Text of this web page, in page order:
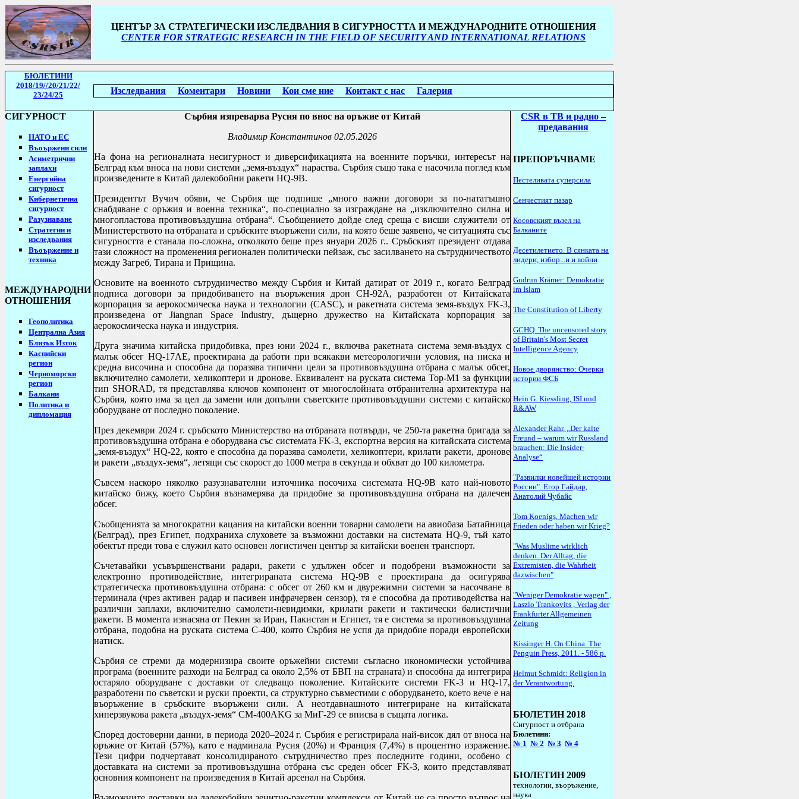
ЦЕНТЪР ЗА СТРАТЕГИЧЕСКИ ИЗСЛЕДВАНИЯ В СИГУРНОСТТА И МЕЖДУНАРОДНИТЕ ОТНОШЕНИЯ
CENTER FOR STRATEGIC RESEARCH IN THE FIELD OF SECURITY AND INTERNATIONAL RELATIONS
БЮЛЕТИНИ
2018/19//20/21/22/
23/24/25
Изследвания Коментари Новини Кои сме ние Контакт с нас Галерия
СИГУРНОСТ
НАТО и ЕС
Въоържени сили
Асиметрични
заплахи
Енергийна
сигурност
Кибернетична
сигурност
Разузнаване
Стратегии и
изследвания
Въоържение и
техника
МЕЖДУНАРОДНИ
ОТНОШЕНИЯ
Геополитика
Централна Азия
Близък Изток
Каспийски
регион
Черноморски
регион
Балкани
Политика и
дипломация
Сърбия изпреварва Русия по внос на оръжие от Китай
Владимир Константинов02.05.2026
На фона на регионалната несигурност и диверсификацията на военните поръчки, интересът на
Белград към вноса на нови системи „земя-въздух“ нараства. Сърбия също така е насочила поглед към
произведените в Китай далекобойни ракети HQ-9B.
Президентът Вучич обяви, че Сърбия ще подпише „много важни договори за по-нататъшно
снабдяване с оръжия и военна техника“, по-специално за изграждане на „изключително силна и
многопластова противовъздушна отбрана“. Съобщението дойде след среща с висши служители от
Министерството на отбраната и сръбските въоръжени сили, на която беше заявено, че ситуацията със
сигурността е станала по-сложна, отколкото беше през януари 2026 г.. Сръбският президент отдава
тази сложност на променения регионален политически пейзаж, със засилването на сътрудничеството
между Загреб, Тирана и Прищина.
Основите на военното сътрудничество между Сърбия и Китай датират от 2019 г., когато Белград
подписа договори за придобиването на въоръжения дрон CH-92A, разработен от Китайската
корпорация за аерокосмическа наука и технологии (CASC), и ракетната система земя-въздух FK-3,
произведена от Jiangnan Space Industry, дъщерно дружество на Китайската корпорация за
аерокосмическа наука и индустрия.
Друга значима китайска придобивка, през юни 2024 г., включва ракетната система земя-въздух с
малък обсег HQ-17AE, проектирана да работи при всякакви метеорологични условия, на ниска и
средна височина и способна да поразява типични цели за противовъздушна отбрана с малък обсег,
включително самолети, хеликоптери и дронове. Еквивалент на руската система Тор-М1 за функции
тип SHORAD, тя представлява ключов компонент от многослойната отбранителна архитектура на
Сърбия, която има за цел да замени или допълни съветските противовъздушни системи с китайско
оборудване от последно поколение.
През декември 2024 г. сръбското Министерство на отбраната потвърди, че 250-та ракетна бригада за
противовъздушна отбрана е оборудвана със систематаFK-3, експортна версия на китайската система
„земя-въздух“ HQ-22, която е способна да поразява самолети, хеликоптери, крилати ракети, дронове
и ракети „въздух-земя“, летящи със скорост до 1000 метра в секунда и обхват до 100 километра.
Съвсем наскоро няколко разузнавателни източника посочиха систематаHQ-9B като най-новото
китайско бижу, което Сърбия възнамерява да придобие за противовъздушна отбрана на далечен
обсег.
Съобщенията за многократни кацания на китайски военни товарни самолети на авиобаза Батайница
(Белград), през Египет, подхраниха слуховете за възможни доставки на системата HQ-9, тъй като
обектът преди това е служил като основен логистичен център за китайски военен транспорт.
Съчетавайки усъвършенствани радари, ракети с удължен обсег и подобрени възможности за
електронно противодействие, интегрираната система HQ-9B е проектирана да осигурява
стратегическа противовъздушна отбрана: с обсег от 260 км и двурежимни системи за насочване в
терминала (чрез активен радар и пасивен инфрачервен сензор), тя е способна да противодейства на
различни заплахи, включително самолети-невидимки, крилати ракети и тактически балистични
ракети. В момента изнасяна от Пекин за Иран, Пакистан и Египет, тя е система за противовъздушна
отбрана, подобна на руската система С-400, която Сърбия не успя да придобие поради европейски
натиск.
Сърбия се стреми да модернизира своите оръжейни системи съгласно икономически устойчива
програма (военните разходи на Белград са около 2,5% от БВП на страната) и способна да интегрира
остаряло оборудване с доставки от следващо поколение. Китайските системиFK-3 иHQ-17,
разработени по съветски и руски проекти, са структурно съвместими с оборудването, което вече е на
въоръжение в сръбските въоръжени сили. А неотдавнашното интегриране на китайската
хиперзвукова ракета „въздух-земя“ CM-400AKG за МиГ-29 се вписва в същата логика.
Според достоверни данни, в периода 2020–2024 г. Сърбия е регистрирала най-висок дял от вноса на
оръжие от Китай (57%), като е надминала Русия (20%) и Франция (7,4%) в процентно изражение.
Тези цифри подчертават консолидираното сътрудничество през последните години, особено с
доставката на системи за противовъздушна отбрана със среден обсег FK-3, които представляват
основния компонент на произведения в Китай арсенал на Сърбия.
CSR в ТВ и радио –
предавания
ПРЕПОРЪЧВАМЕ
Пестеливата суперсила
Сенчестият пазар
Косовският възел на
Балканите
Десетилетието. В сянката на
лидери, избор...и и войни
Gudrun Krämer: Demokratie
im Islam
The Constitution of Liberty
GCHQ. The uncensored story
of Britain's Most Secret
Intelligence Agency
Новое дворянство: Очерки
истории ФСБ
Hein G. Kiessling, ISI und
R&AW
Alexander Rahr, „Der kalte
Freund – warum wir Russland
brauchen: Die Insider-
Analyse“
"Развилки новейшей истории
России". Егор Гайдар,
Анатолий Чубайс
Tom Koenigs, Machen wir
Frieden oder haben wir Krieg?
"Was Muslime wirklich
denken. Der Alltag, die
Extremisten, die Wahrheit
dazwischen"
"Weniger Demokratie wagen" ,
Laszlo Trankovits , Verlag der
Frankfurter Allgemeinen
Zeitung
Kissinger H. On China. The
Penguin Press, 2011. - 586 p.
Helmut Schmidt: Religion in
der Verantwortung.
БЮЛЕТИН2018
Сигурност и отбрана
Бюлетини:
№ 1 № 2 № 3 № 4
БЮЛЕТИН2009
технологии, въоръжение,
наука